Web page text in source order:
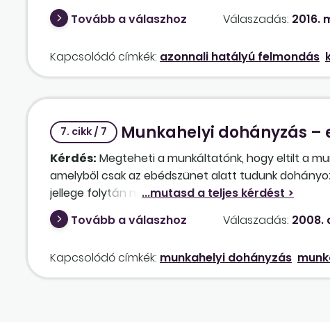
Tovább a válaszhoz
Válaszadás: 2016.
Kapcsolódó címkék: azonnali hatályú felmondás
7. cikk / 7 Munkahelyi dohányzás
Kérdés: Megteheti a munkáltatónk, hogy eltilt a
amelyből csak az ebédszünet alatt tudunk
jellege folytán nem tehetjük meg, hogy a
Tovább a válaszhoz
Válaszadás: 2008.
Kapcsolódó címkék: munkahelyi dohányzás